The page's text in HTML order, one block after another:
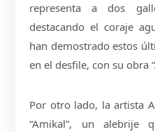
representa a dos
destacando el coraje
han demostrado estos
en el desfile, con su obra
Por otro lado, la artista
“Amikal”, un alebrije